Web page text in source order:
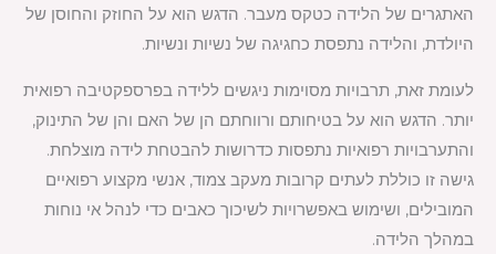
האתגרים של הלידה כטקס מעבר. הדגש הוא על החוזק והחוסן של
היולדת, והלידה נתפסת כחגיגה של נשיות ונשיות.
לעומת זאת, תרבויות מסוימות ניגשים ללידה בפרספקטיבה רפואית
יותר. הדגש הוא על בטיחותם ורווחתם הן של האם והן של התינוק,
והתערבויות רפואיות נתפסות כדרושות להבטחת לידה מוצלחת.
גישה זו כוללת לעתים קרובות מעקב צמוד, אנשי מקצוע רפואיים
המובילים, ושימוש באפשרויות לשיכוך כאבים כדי לנהל אי נוחות
במהלך הלידה.